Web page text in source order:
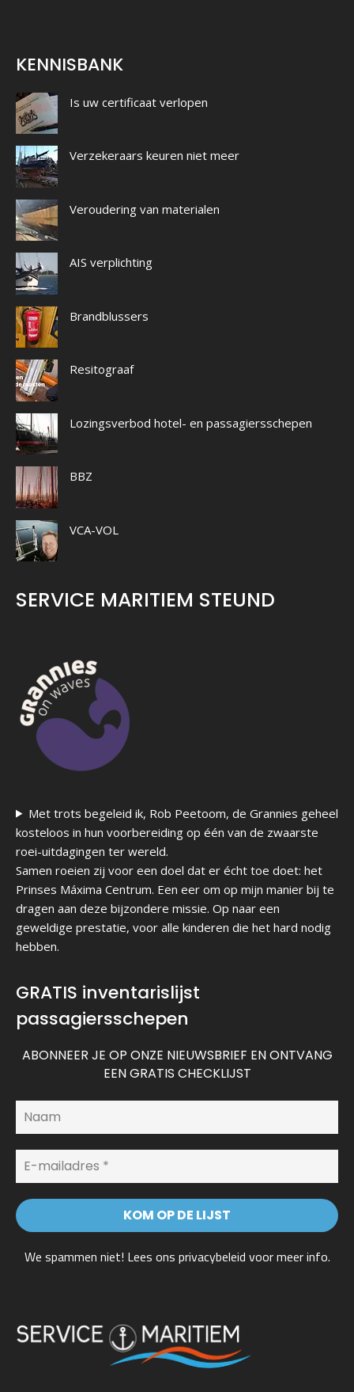
KENNISBANK
Is uw certificaat verlopen
Verzekeraars keuren niet meer
Veroudering van materialen
AIS verplichting
Brandblussers
Resitograaf
Lozingsverbod hotel- en passagiersschepen
BBZ
VCA-VOL
SERVICE MARITIEM STEUND
Met trots begeleid ik, Rob Peetoom, de Grannies geheel
kosteloos in hun voorbereiding op één van de zwaarste
roei-uitdagingen ter wereld.
Samen roeien zij voor een doel dat er écht toe doet: het
Prinses Máxima Centrum. Een eer om op mijn manier bij te
dragen aan deze bijzondere missie. Op naar een
geweldige prestatie, voor alle kinderen die het hard nodig
hebben.
GRATIS inventarislijst
passagiersschepen
ABONNEER JE OP ONZE NIEUWSBRIEF EN ONTVANG
EEN GRATIS CHECKLIJST
We spammen niet! Lees ons privacybeleid voor meer info.